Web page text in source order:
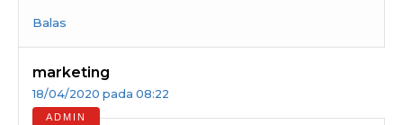
Balas
marketing
18/04/2020 pada 08:22